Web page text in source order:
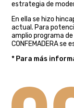
estrategia de
En ella se hizo
actual. Para
amplio programa
CONFEMADERA
* Para más